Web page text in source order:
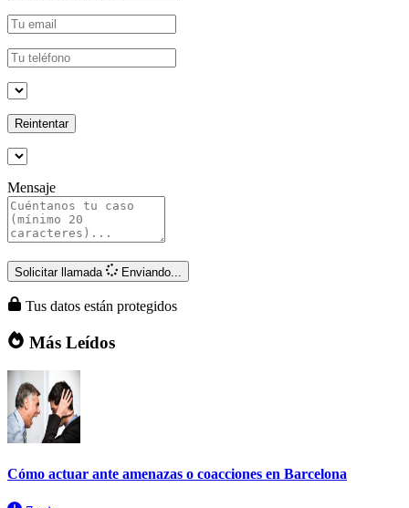
Reintentar
Mensaje
Solicitar llamada Enviando...
Tus datos están protegidos
Más Leídos
Cómo actuar ante amenazas o coacciones en Barcelona